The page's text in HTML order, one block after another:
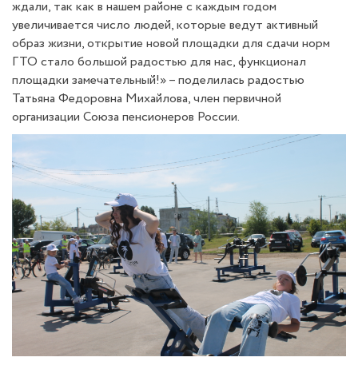
ждали, так как в нашем районе с каждым годом
увеличивается число людей, которые ведут активный
образ жизни, открытие новой площадки для сдачи норм
ГТО стало большой радостью для нас, функционал
площадки замечательный!» – поделилась радостью
Татьяна Федоровна Михайлова, член первичной
организации Союза пенсионеров России.